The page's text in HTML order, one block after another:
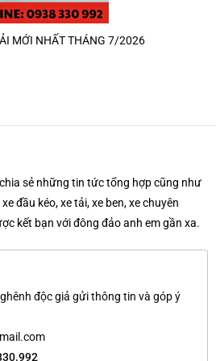
MỚI NHẤT THÁNG 7/2026
sẻ những tin tức tổng hợp cũng như
đầu kéo, xe tải, xe ben, xe chuyên
kết bạn với đông đảo anh em gần xa.
độc giả gửi thông tin và góp ý